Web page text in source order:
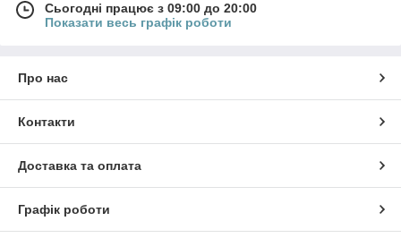
Сьогодні працює з 09:00 до 20:00
Показати весь графік роботи
Про нас
Контакти
Доставка та оплата
Графік роботи